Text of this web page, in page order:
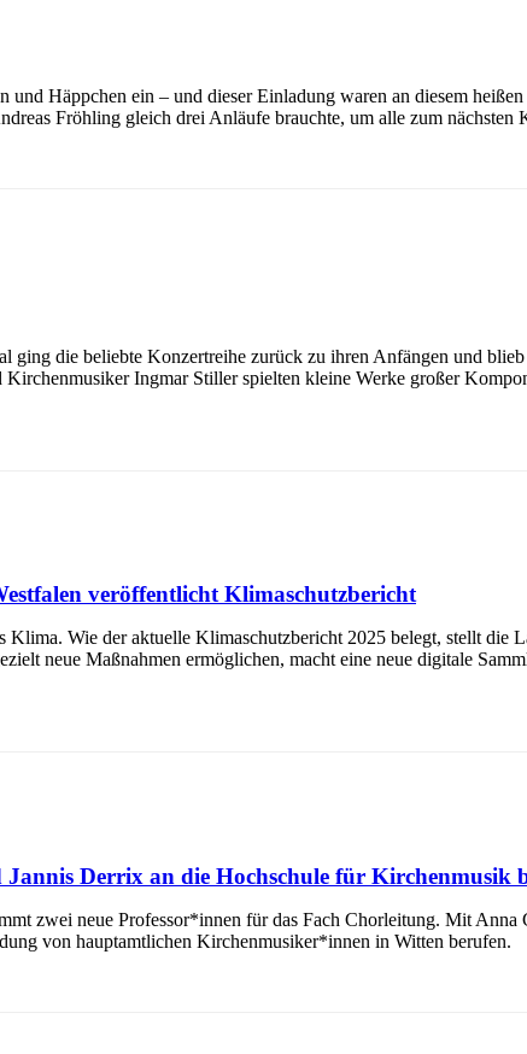
Häppchen ein – und dieser Einladung waren an diesem
Fröhling gleich drei Anläufe brauchte, um alle zum
die beliebte Konzertreihe zurück zu ihren Anfängen und
Ingmar Stiller spielten kleine Werke großer
veröffentlicht Klimaschutzbericht
Wie der aktuelle Klimaschutzbericht 2025 belegt, stellt die
neue Maßnahmen ermöglichen, macht eine neue digitale
Derrix an die Hochschule für Kirchenmusik
zwei neue Professor*innen für das Fach Chorleitung. Mit Anna
von hauptamtlichen Kirchenmusiker*innen in Witten berufen.